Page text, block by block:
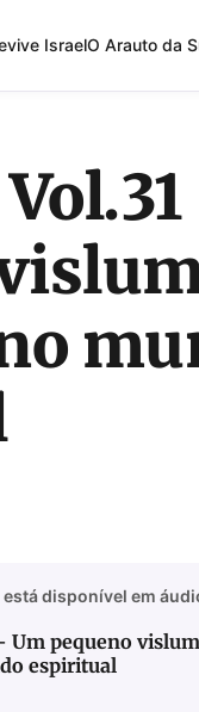
IsraelO Arauto da
disponível em
Um pequeno
espiritual